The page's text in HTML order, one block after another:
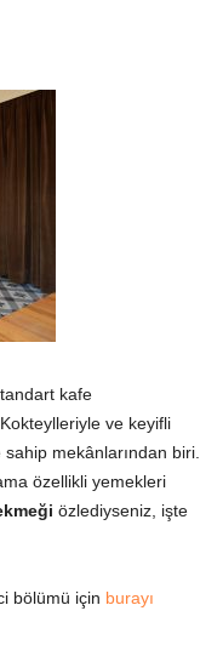
kafe
ve keyifli
mekânlarından biri.
özellikli yemekleri
özlediyseniz, işte
bölümü için burayı